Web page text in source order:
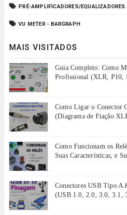
PRÉ-AMPLIFICADORES/EQUALIZADORES
VU METER - BARGRAPH
MAIS VISITADOS
Guia Completo: Como
Profissional (XLR, P10,
Como Ligar o Conector
(Diagrama de Fiação
Como Funcionam os
Suas Características, e
Conectores USB Tipo A
(USB 1.0, 2.0, 3.0, 3.1,